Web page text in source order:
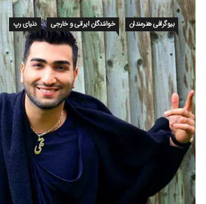
بیوگرافی هنرمندان خوانندگان ایرانی و خارجی دنیای رپ